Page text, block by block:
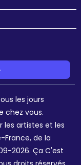
les jours
chez vous.
les artistes et les
de la
2026. Ça C'est